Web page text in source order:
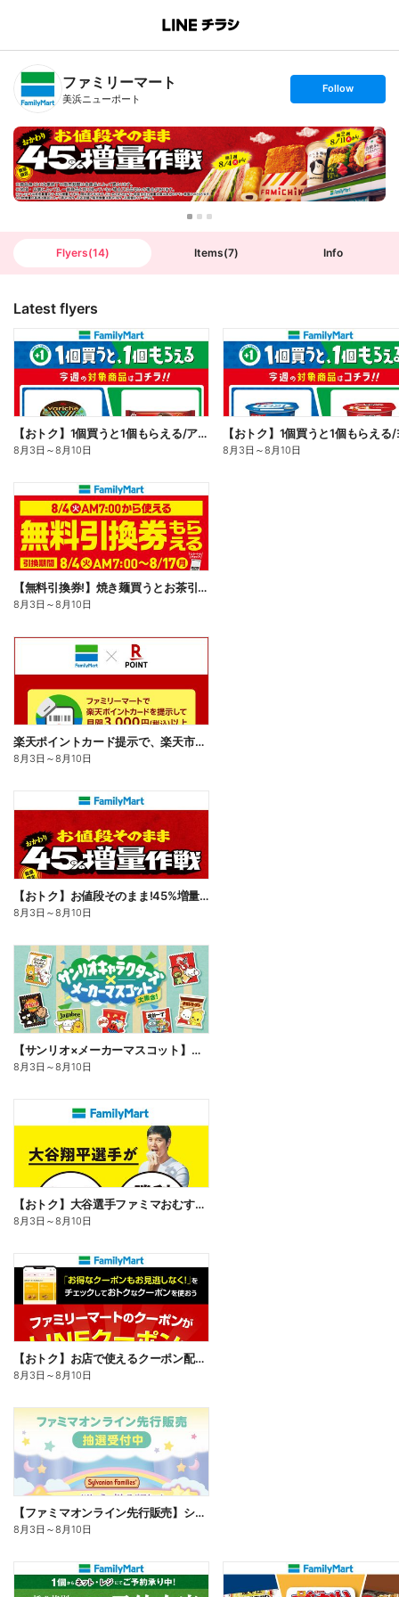
B
n
T
ファミリーマート
美浜ニューポート
s
t
o
l
l
o
w
Follow
Flyers(14) Items(7) Info
Latest flyers
【おトク】1個買うと1個もらえる/アイス
8月3日 ～8月10日 8月3日 ～8月10日
【無料引換券!】焼き麺買うとお茶引換券貰える!
8月3日 ～8月10日
楽天ポイントカード提示で、楽天市場でのお買い物がおトクに!
8月3日 ～8月10日
【おトク】お値段そのまま!45%増量作戦!
8月3日 ～8月10日
【サンリオ×メーカーマスコット】オリジナルグッズ貰える!
8月3日 ～8月10日
【おトク】大谷選手ファミマおむすび割
8月3日 ～8月10日
【おトク】お店で使えるクーポン配信中
8月3日 ～8月10日
【ファミマオンライン先行販売】シルバニアファミリー
8月3日 ～8月10日